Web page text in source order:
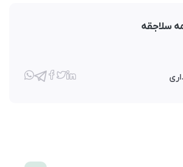
سلاجقه